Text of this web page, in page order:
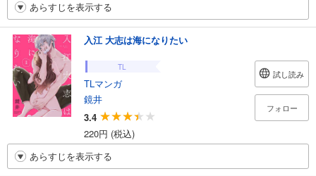
あらすじを表示する
入江 大志は海になりたい
TL
TLマンガ
鏡井
3.4
220円 (税込)
試し読み
フォロー
あらすじを表示する